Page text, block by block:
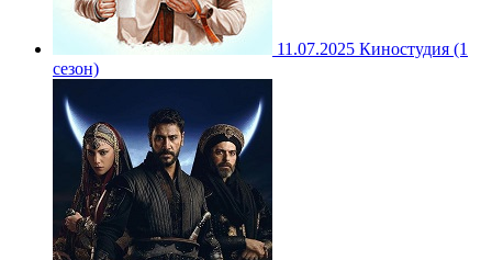
11.07.2025 Киностудия (1
сезон)